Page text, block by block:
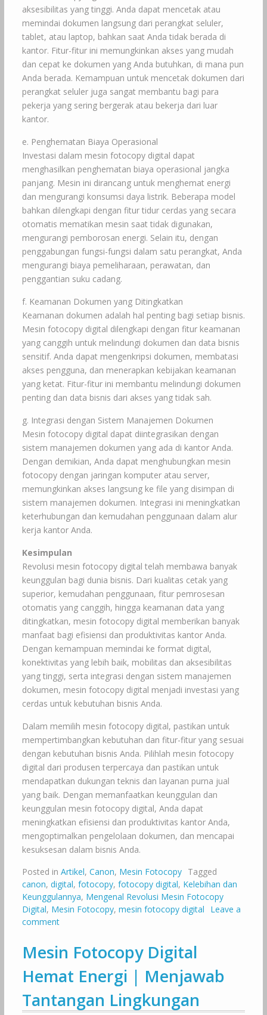
aksesibilitas yang tinggi. Anda dapat mencetak atau
memindai dokumen langsung dari perangkat seluler,
tablet, atau laptop, bahkan saat Anda tidak berada di
kantor. Fitur-fitur ini memungkinkan akses yang mudah
dan cepat ke dokumen yang Anda butuhkan, di mana pun
Anda berada. Kemampuan untuk mencetak dokumen dari
perangkat seluler juga sangat membantu bagi para
pekerja yang sering bergerak atau bekerja dari luar
kantor.
e. Penghematan Biaya Operasional
Investasi dalam mesin fotocopy digital dapat
menghasilkan penghematan biaya operasional jangka
panjang. Mesin ini dirancang untuk menghemat energi
dan mengurangi konsumsi daya listrik. Beberapa model
bahkan dilengkapi dengan fitur tidur cerdas yang secara
otomatis mematikan mesin saat tidak digunakan,
mengurangi pemborosan energi. Selain itu, dengan
penggabungan fungsi-fungsi dalam satu perangkat, Anda
mengurangi biaya pemeliharaan, perawatan, dan
penggantian suku cadang.
f. Keamanan Dokumen yang Ditingkatkan
Keamanan dokumen adalah hal penting bagi setiap bisnis.
Mesin fotocopy digital dilengkapi dengan fitur keamanan
yang canggih untuk melindungi dokumen dan data bisnis
sensitif. Anda dapat mengenkripsi dokumen, membatasi
akses pengguna, dan menerapkan kebijakan keamanan
yang ketat. Fitur-fitur ini membantu melindungi dokumen
penting dan data bisnis dari akses yang tidak sah.
g. Integrasi dengan Sistem Manajemen Dokumen
Mesin fotocopy digital dapat diintegrasikan dengan
sistem manajemen dokumen yang ada di kantor Anda.
Dengan demikian, Anda dapat menghubungkan mesin
fotocopy dengan jaringan komputer atau server,
memungkinkan akses langsung ke file yang disimpan di
sistem manajemen dokumen. Integrasi ini meningkatkan
keterhubungan dan kemudahan penggunaan dalam alur
kerja kantor Anda.
Kesimpulan
Revolusi mesin fotocopy digital telah membawa banyak
keunggulan bagi dunia bisnis. Dari kualitas cetak yang
superior, kemudahan penggunaan, fitur pemrosesan
otomatis yang canggih, hingga keamanan data yang
ditingkatkan, mesin fotocopy digital memberikan banyak
manfaat bagi efisiensi dan produktivitas kantor Anda.
Dengan kemampuan memindai ke format digital,
konektivitas yang lebih baik, mobilitas dan aksesibilitas
yang tinggi, serta integrasi dengan sistem manajemen
dokumen, mesin fotocopy digital menjadi investasi yang
cerdas untuk kebutuhan bisnis Anda.
Dalam memilih mesin fotocopy digital, pastikan untuk
mempertimbangkan kebutuhan dan fitur-fitur yang sesuai
dengan kebutuhan bisnis Anda. Pilihlah mesin fotocopy
digital dari produsen terpercaya dan pastikan untuk
mendapatkan dukungan teknis dan layanan purna jual
yang baik. Dengan memanfaatkan keunggulan dan
keunggulan mesin fotocopy digital, Anda dapat
meningkatkan efisiensi dan produktivitas kantor Anda,
mengoptimalkan pengelolaan dokumen, dan mencapai
kesuksesan dalam bisnis Anda.
Posted in Artikel, Canon, Mesin Fotocopy Tagged
canon, digital, fotocopy, fotocopy digital, Kelebihan dan
Keunggulannya, Mengenal Revolusi Mesin Fotocopy
Digital, Mesin Fotocopy, mesin fotocopy digital
Leave a
comment
Mesin Fotocopy Digital
Hemat Energi | Menjawab
Tantangan Lingkungan